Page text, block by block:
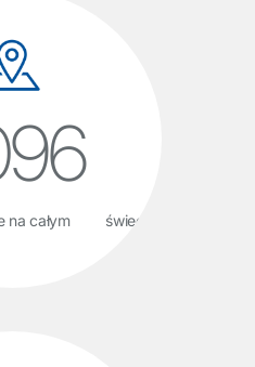
na całym świecie